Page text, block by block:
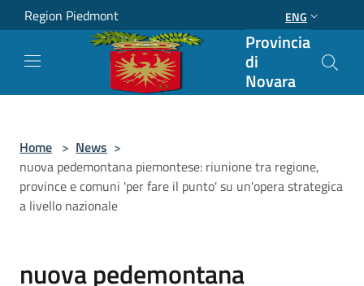
Salta al contenuto principale
Region Piedmont ENG
Provincia
di
Novara
Home > News >
nuova pedemontana piemontese: riunione tra regione,
province e comuni 'per fare il punto' su un'opera strategica
a livello nazionale
nuova pedemontana